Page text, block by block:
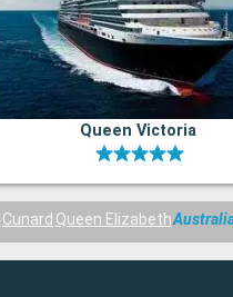
Queen Victoria
Cunard Queen Elizabeth